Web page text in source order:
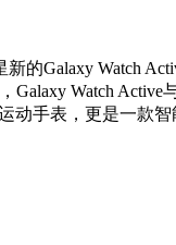
Galaxy Watch
Watch Active
动手表，更是一款智